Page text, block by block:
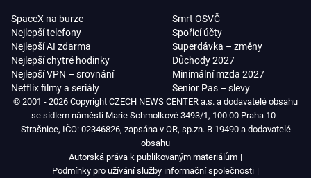
SpaceX na burze
Nejlepší telefony
Nejlepší AI zdarma
Nejlepší chytré hodinky
Nejlepší VPN – srovnání
Netflix filmy a seriály
Smrt OSVČ
Spořicí účty
Superdávka – změny
Důchody 2027
Minimální mzda 2027
Senior Pas – slevy
© 2001 - 2026 Copyright CZECH NEWS CENTER a.s. a dodavatelé obsahu
se sídlem náměstí Marie Schmolkové 3493/1, 100 00 Praha 10 -
Strašnice, IČO: 02346826, zapsána v OR, sp.zn. B 19490 a dodavatelé
obsahu
Autorská práva k publikovaným materiálům
Podmínky pro užívání služby informační společnosti